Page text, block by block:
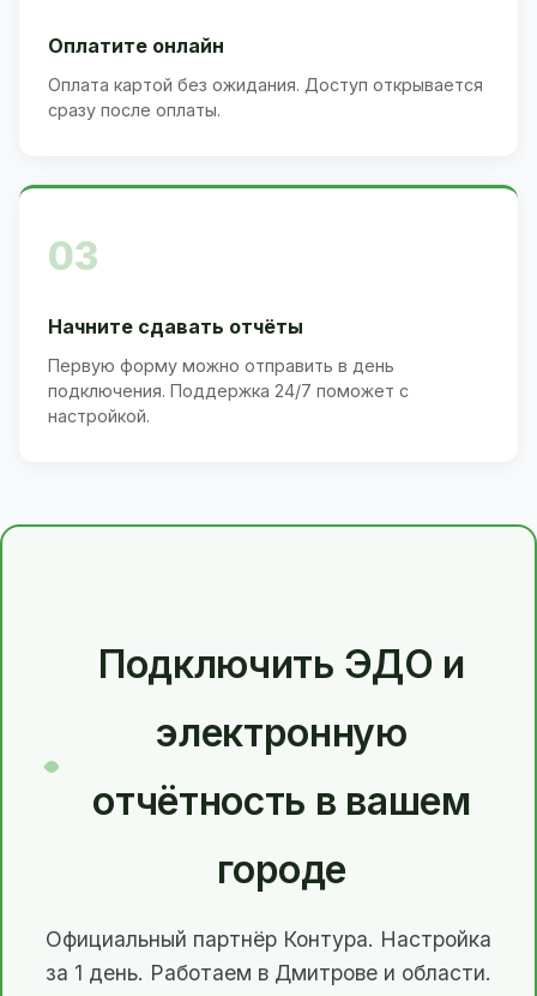
Оплатите онлайн
Оплата картой без ожидания. Доступ открывается
сразу после оплаты.
03
Начните сдавать отчёты
Первую форму можно отправить в день
подключения. Поддержка 24/7 поможет с
настройкой.
Подключить ЭДО и
электронную
отчётность в вашем
городе
Официальный партнёр Контура. Настройка
за 1 день. Работаем в Дмитрове и области.